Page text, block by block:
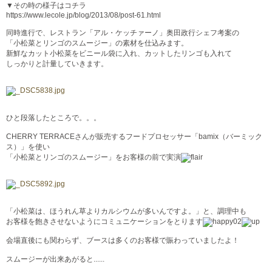
▼その時の様子はコチラ
https://www.lecole.jp/blog/2013/08/post-61.html
同時進行で、レストラン「アル・ケッチァーノ」奥田政行シェフ考案の
「小松菜とリンゴのスムージー」の素材を仕込みます。
新鮮なカット小松菜をビニール袋に入れ、カットしたリンゴも入れて
しっかりと計量していきます。
ひと段落したところで。。。
CHERRY TERRACEさんが販売するフードプロセッサー「bamix（バーミック
ス）」を使い
「小松菜とリンゴのスムージー」をお客様の前で実演
「小松菜は、ほうれん草よりカルシウムが多いんですよ。」と、調理中も
お客様を飽きさせないようにコミュニケーションをとります
会場直後にも関わらず、ブースは多くのお客様で賑わっていましたよ！
スムージーが出来あがると......